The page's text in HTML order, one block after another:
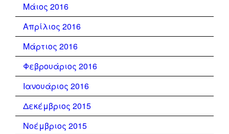
Μάιος 2016
Απρίλιος 2016
Μάρτιος 2016
Φεβρουάριος 2016
Ιανουάριος 2016
Δεκέμβριος 2015
Νοέμβριος 2015